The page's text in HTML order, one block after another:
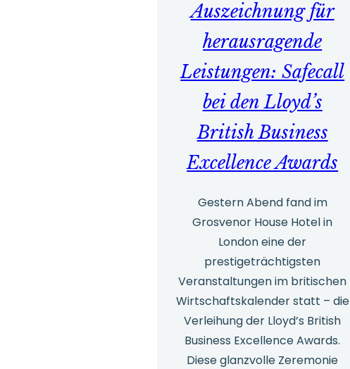
Auszeichnung für
herausragende
Leistungen: Safecall
bei den Lloyd’s
British Business
Excellence Awards
Gestern Abend fand im
Grosvenor House Hotel in
London eine der
prestigeträchtigsten
Veranstaltungen im britischen
Wirtschaftskalender statt – die
Verleihung der Lloyd’s British
Business Excellence Awards.
Diese glanzvolle Zeremonie